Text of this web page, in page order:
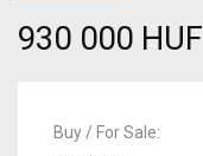
930 000 HUF
Buy / For Sale